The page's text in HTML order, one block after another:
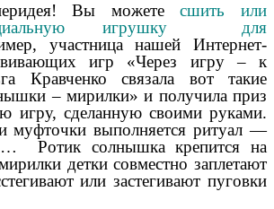
Вы можетесшить или
игрушку для
участница нашей Интернет-
игр «Через игру – к
Кравченко связала вот такие
– мирилки» и получила приз
игру, сделанную своими руками.
муфточки выполняется ритуал —
Ротик солнышка крепится на
детки совместно заплетают
или застегивают пуговки